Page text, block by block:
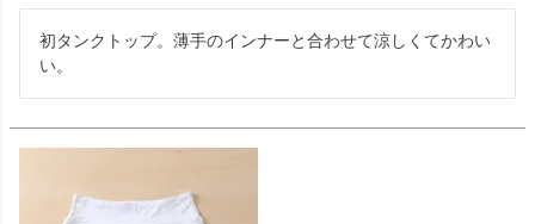
初タンクトップ。薄手のインナーと合わせて涼しくてかわい
い。